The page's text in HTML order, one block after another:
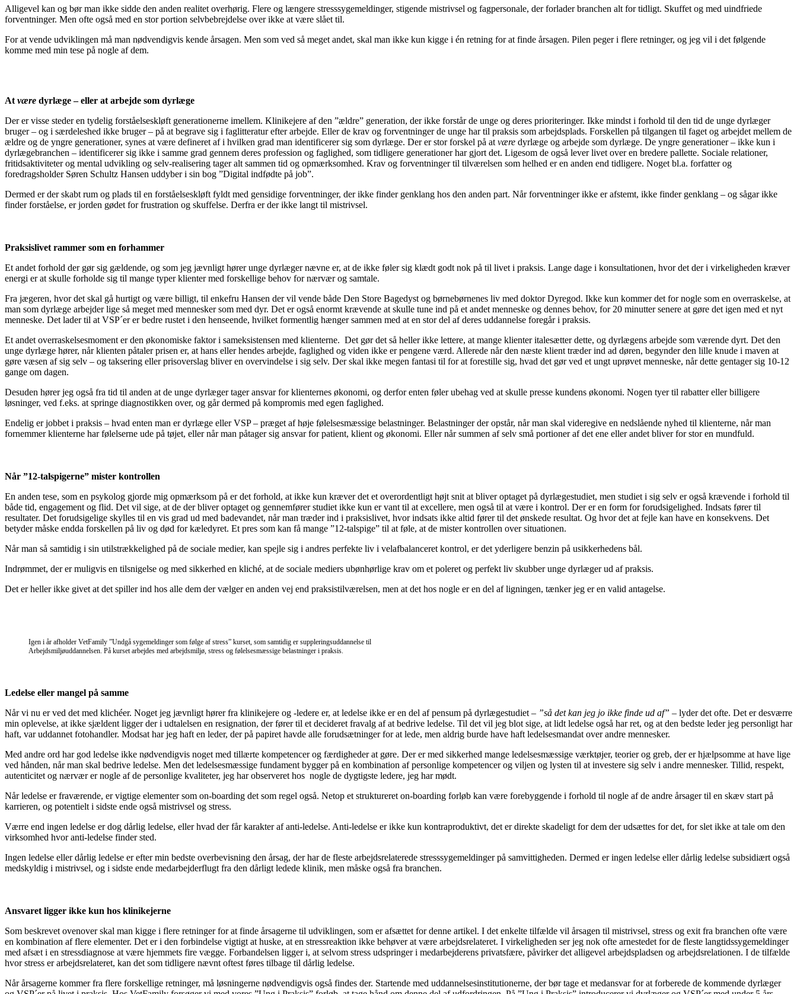
Alligevel kan og bør man ikke sidde den anden realitet overhørig. Flere og længere stresssygemeldinger, stigende mistrivsel og fagpersonale, der forlader branchen alt for tidligt. Skuffet og med uindfriede
forventninger. Men ofte også med en stor portion selvbebrejdelse over ikke at være slået til.
For at vende udviklingen må man nødvendigvis kende årsagen. Men som ved så meget andet, skal man ikke kun kigge i én retning for at finde årsagen. Pilen peger i flere retninger, og jeg vil i det følgende
komme med min tese på nogle af dem.
At være dyrlæge – eller at arbejde som dyrlæge
Der er visse steder en tydelig forståelseskløft generationerne imellem. Klinikejere af den ”ældre” generation, der ikke forstår de unge og deres prioriteringer. Ikke mindst i forhold til den tid de unge dyrlæger
bruger – og i særdeleshed ikke bruger – på at begrave sig i faglitteratur efter arbejde. Eller de krav og forventninger de unge har til praksis som arbejdsplads. Forskellen på tilgangen til faget og arbejdet mellem de
ældre og de yngre generationer, synes at være defineret af i hvilken grad man identificerer sig som dyrlæge. Der er stor forskel på at være dyrlæge og arbejde som dyrlæge. De yngre generationer – ikke kun i
dyrlægebranchen – identificerer sig ikke i samme grad gennem deres profession og faglighed, som tidligere generationer har gjort det. Ligesom de også lever livet over en bredere pallette. Sociale relationer,
fritidsaktiviteter og mental udvikling og selv-realisering tager alt sammen tid og opmærksomhed. Krav og forventninger til tilværelsen som helhed er en anden end tidligere. Noget bl.a. forfatter og
foredragsholder Søren Schultz Hansen uddyber i sin bog ”Digital indfødte på job”.
Dermed er der skabt rum og plads til en forståelseskløft fyldt med gensidige forventninger, der ikke finder genklang hos den anden part. Når forventninger ikke er afstemt, ikke finder genklang – og sågar ikke
finder forståelse, er jorden gødet for frustration og skuffelse. Derfra er der ikke langt til mistrivsel.
Praksislivet rammer som en forhammer
Et andet forhold der gør sig gældende, og som jeg jævnligt hører unge dyrlæger nævne er, at de ikke føler sig klædt godt nok på til livet i praksis. Lange dage i konsultationen, hvor det der i virkeligheden kræver
energi er at skulle forholde sig til mange typer klienter med forskellige behov for nærvær og samtale.
Fra jægeren, hvor det skal gå hurtigt og være billigt, til enkefru Hansen der vil vende både Den Store Bagedyst og børnebørnenes liv med doktor Dyregod. Ikke kun kommer det for nogle som en overraskelse, at
man som dyrlæge arbejder lige så meget med mennesker som med dyr. Det er også enormt krævende at skulle tune ind på et andet menneske og dennes behov, for 20 minutter senere at gøre det igen med et nyt
menneske. Det lader til at VSP´er er bedre rustet i den henseende, hvilket formentlig hænger sammen med at en stor del af deres uddannelse foregår i praksis.
Et andet overraskelsesmoment er den økonomiske faktor i sameksistensen med klienterne. Det gør det så heller ikke lettere, at mange klienter italesætter dette, og dyrlægens arbejde som værende dyrt. Det den
unge dyrlæge hører, når klienten påtaler prisen er, at hans eller hendes arbejde, faglighed og viden ikke er pengene værd. Allerede når den næste klient træder ind ad døren, begynder den lille knude i maven at
gøre væsen af sig selv – og taksering eller prisoverslag bliver en overvindelse i sig selv. Der skal ikke megen fantasi til for at forestille sig, hvad det gør ved et ungt uprøvet menneske, når dette gentager sig 10-12
gange om dagen.
Desuden hører jeg også fra tid til anden at de unge dyrlæger tager ansvar for klienternes økonomi, og derfor enten føler ubehag ved at skulle presse kundens økonomi. Nogen tyer til rabatter eller billigere
løsninger, ved f.eks. at springe diagnostikken over, og går dermed på kompromis med egen faglighed.
Endelig er jobbet i praksis – hvad enten man er dyrlæge eller VSP – præget af høje følelsesmæssige belastninger. Belastninger der opstår, når man skal videregive en nedslående nyhed til klienterne, når man
fornemmer klienterne har følelserne ude på tøjet, eller når man påtager sig ansvar for patient, klient og økonomi. Eller når summen af selv små portioner af det ene eller andet bliver for stor en mundfuld.
Når ”12-talspigerne” mister kontrollen
En anden tese, som en psykolog gjorde mig opmærksom på er det forhold, at ikke kun kræver det et overordentligt højt snit at bliver optaget på dyrlægestudiet, men studiet i sig selv er også krævende i forhold til
både tid, engagement og flid. Det vil sige, at de der bliver optaget og gennemfører studiet ikke kun er vant til at excellere, men også til at være i kontrol. Der er en form for forudsigelighed. Indsats fører til
resultater. Det forudsigelige skylles til en vis grad ud med badevandet, når man træder ind i praksislivet, hvor indsats ikke altid fører til det ønskede resultat. Og hvor det at fejle kan have en konsekvens. Det
betyder måske endda forskellen på liv og død for kæledyret. Et pres som kan få mange ”12-talspige” til at føle, at de mister kontrollen over situationen.
Når man så samtidig i sin utilstrækkelighed på de sociale medier, kan spejle sig i andres perfekte liv i velafbalanceret kontrol, er det yderligere benzin på usikkerhedens bål.
Indrømmet, der er muligvis en tilsnigelse og med sikkerhed en kliché, at de sociale mediers ubønhørlige krav om et poleret og perfekt liv skubber unge dyrlæger ud af praksis.
Det er heller ikke givet at det spiller ind hos alle dem der vælger en anden vej end praksistilværelsen, men at det hos nogle er en del af ligningen, tænker jeg er en valid antagelse.
Igen i år afholder VetFamily ”Undgå sygemeldinger som følge af stress” kurset, som samtidig er suppleringsuddannelse til
Arbejdsmiljøuddannelsen. På kurset arbejdes med arbejdsmiljø, stress og følelsesmæssige belastninger i praksis.
Ledelse eller mangel på samme
Når vi nu er ved det med klichéer. Noget jeg jævnligt hører fra klinikejere og -ledere er, at ledelse ikke er en del af pensum på dyrlægestudiet – ”så det kan jeg jo ikke finde ud af” – lyder det ofte. Det er desværre
min oplevelse, at ikke sjældent ligger der i udtalelsen en resignation, der fører til et decideret fravalg af at bedrive ledelse. Til det vil jeg blot sige, at lidt ledelse også har ret, og at den bedste leder jeg personligt har
haft, var uddannet fotohandler. Modsat har jeg haft en leder, der på papiret havde alle forudsætninger for at lede, men aldrig burde have haft ledelsesmandat over andre mennesker.
Med andre ord har god ledelse ikke nødvendigvis noget med tillærte kompetencer og færdigheder at gøre. Der er med sikkerhed mange ledelsesmæssige værktøjer, teorier og greb, der er hjælpsomme at have lige
ved hånden, når man skal bedrive ledelse. Men det ledelsesmæssige fundament bygger på en kombination af personlige kompetencer og viljen og lysten til at investere sig selv i andre mennesker. Tillid, respekt,
autenticitet og nærvær er nogle af de personlige kvaliteter, jeg har observeret hos nogle de dygtigste ledere, jeg har mødt.
Når ledelse er fraværende, er vigtige elementer som on-boarding det som regel også. Netop et struktureret on-boarding forløb kan være forebyggende i forhold til nogle af de andre årsager til en skæv start på
karrieren, og potentielt i sidste ende også mistrivsel og stress.
Værre end ingen ledelse er dog dårlig ledelse, eller hvad der får karakter af anti-ledelse. Anti-ledelse er ikke kun kontraproduktivt, det er direkte skadeligt for dem der udsættes for det, for slet ikke at tale om den
virksomhed hvor anti-ledelse finder sted.
Ingen ledelse eller dårlig ledelse er efter min bedste overbevisning den årsag, der har de fleste arbejdsrelaterede stresssygemeldinger på samvittigheden. Dermed er ingen ledelse eller dårlig ledelse subsidiært også
medskyldig i mistrivsel, og i sidste ende medarbejderflugt fra den dårligt ledede klinik, men måske også fra branchen.
Ansvaret ligger ikke kun hos klinikejerne
Som beskrevet ovenover skal man kigge i flere retninger for at finde årsagerne til udviklingen, som er afsættet for denne artikel. I det enkelte tilfælde vil årsagen til mistrivsel, stress og exit fra branchen ofte være
en kombination af flere elementer. Det er i den forbindelse vigtigt at huske, at en stressreaktion ikke behøver at være arbejdsrelateret. I virkeligheden ser jeg nok ofte arnestedet for de fleste langtidssygemeldinger
med afsæt i en stressdiagnose at være hjemmets fire vægge. Forbandelsen ligger i, at selvom stress udspringer i medarbejderens privatsfære, påvirker det alligevel arbejdspladsen og arbejdsrelationen. I de tilfælde
hvor stress er arbejdsrelateret, kan det som tidligere nævnt oftest føres tilbage til dårlig ledelse.
Når årsagerne kommer fra flere forskellige retninger, må løsningerne nødvendigvis også findes der. Startende med uddannelsesinstitutionerne, der bør tage et medansvar for at forberede de kommende dyrlæger